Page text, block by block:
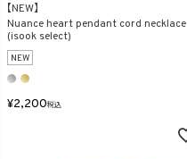
【NEW】
Nuance heart pendant cord necklace
(isook select)
NEW
¥2,200税込